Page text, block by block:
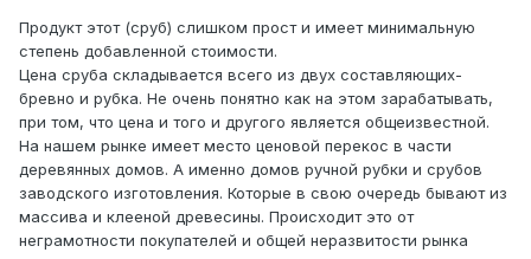
Продукт этот (сруб) слишком прост и имеет минимальную
степень добавленной стоимости.
Цена сруба складывается всего из двух составляющих-
бревно и рубка. Не очень понятно как на этом зарабатывать,
при том, что цена и того и другого является общеизвестной.
На нашем рынке имеет место ценовой перекос в части
деревянных домов. А именно домов ручной рубки и срубов
заводского изготовления. Которые в свою очередь бывают из
массива и клееной древесины. Происходит это от
неграмотности покупателей и общей неразвитости рынка